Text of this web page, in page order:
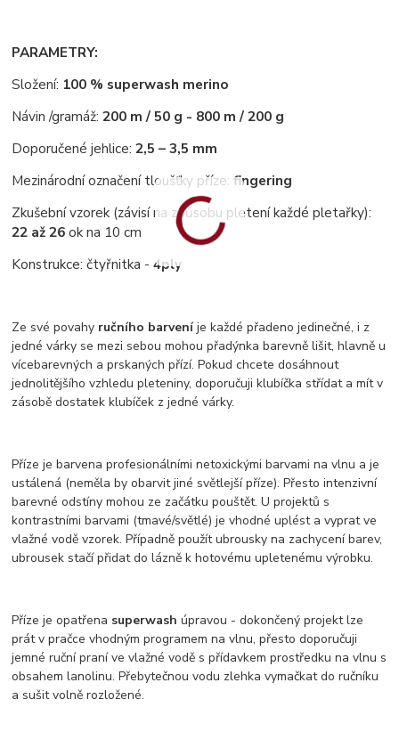
PARAMETRY:
Složení: 100 % superwash merino
Návin /gramáž:200 m / 50 g - 800 m / 200 g
Doporučené jehlice:2,5 – 3,5 mm
Mezinárodní označení tloušťky příze:fingering
Zkušební vzorek (závisí na způsobu pletení každé pletařky):
22 až 26ok na 10 cm
Konstrukce: čtyřnitka -4ply
Ze své povahy ručního barveníje každé přadeno jedinečné, i z
jedné várky se mezi sebou mohou přadýnka barevně lišit, hlavně u
vícebarevných a prskaných přízí. Pokud chcete dosáhnout
jednolitějšího vzhledu pleteniny, doporučuji klubíčka střídat a mít v
zásobě dostatek klubíček z jedné várky.
Příze je barvena profesionálními netoxickými barvami na vlnu a je
ustálená (neměla by obarvit jiné světlejší příze). Přesto intenzivní
barevné odstíny mohou ze začátku pouštět. U projektů s
kontrastními barvami (tmavé/světlé) je vhodné uplést a vyprat ve
vlažné vodě vzorek. Případně použít ubrousky na zachycení barev,
ubrousek stačí přidat do lázně k hotovému upletenému výrobku.
Příze je opatřena superwash úpravou - dokončený projekt lze
prát v pračce vhodným programem na vlnu, přesto doporučuji
jemné ruční praní ve vlažné vodě s přídavkem prostředku na vlnu s
obsahem lanolinu. Přebytečnou vodu zlehka vymačkat do ručníku
a sušit volně rozložené.